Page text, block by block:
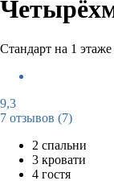
Стандарт на 1
9,3
7 отзывов (7)
2 спальни
3 кровати
4 гостя